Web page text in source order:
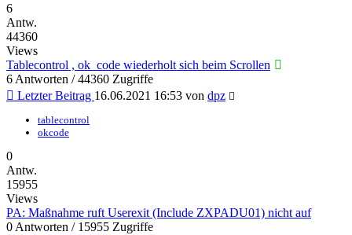
6
Antw.
44360
Views
Tablecontrol , ok_code wiederholt sich beim Scrollen
6 Antworten / 44360 Zugriffe
Letzter Beitrag 16.06.2021 16:53 von dpz
tablecontrol
okcode
0
Antw.
15955
Views
PA: Maßnahme ruft Userexit (Include ZXPADU01) nicht auf
0 Antworten / 15955 Zugriffe